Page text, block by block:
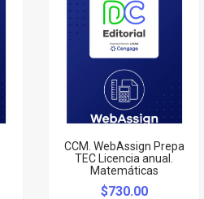
CCM. WebAssign Prepa
TEC Licencia anual.
Matemáticas
$730.00